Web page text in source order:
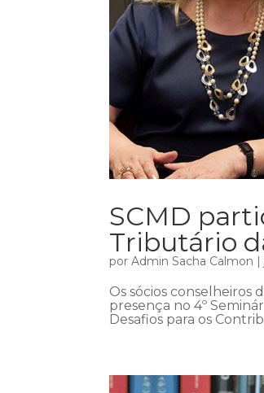
SCMD
Tributário
porAdmin Sacha Calmon
Os sócios conselheiros
presença no 4º
Desafios para os